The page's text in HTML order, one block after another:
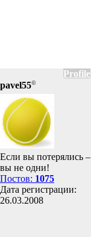
Profile
pavel55©
Если вы потерялись –
вы не одни!
Постов: 1075
Дата регистрации:
26.03.2008